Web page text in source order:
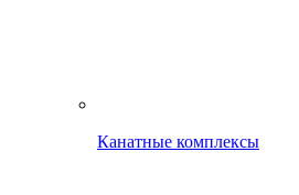
Канатные комплексы